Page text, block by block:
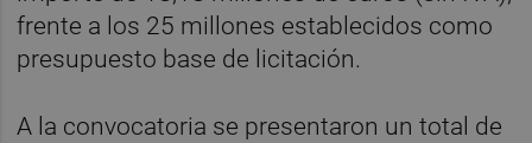
frente a los 25 millones establecidos como
presupuesto base de licitación.
A la convocatoria se presentaron un total de